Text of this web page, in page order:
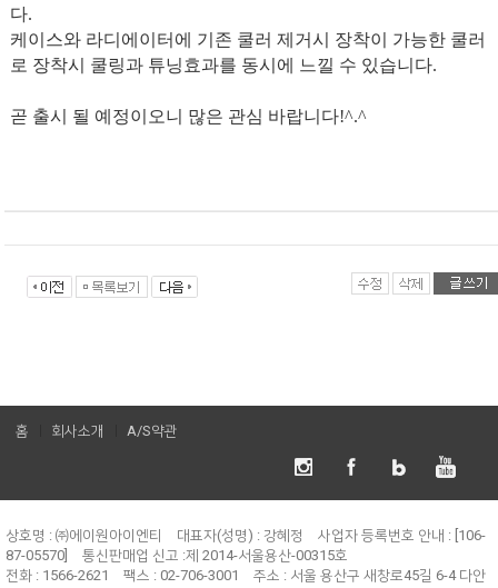
다.
케이스와 라디에이터에 기존 쿨러 제거시 장착이 가능한 쿨러
로 장착시 쿨링과 튜닝효과를 동시에 느낄 수 있습니다.
곧 출시 될 예정이오니 많은 관심 바랍니다!^.^
홈 회사소개 A/S약관
상호명 : ㈜에이원아이엔티 대표자(성명) : 강혜정
사업자 등록번호 안내 : [106-
87-05570]
통신판매업 신고 :제 2014-서울용산-00315호
전화 : 1566-2621
팩스 : 02-706-3001
주소 : 서울 용산구 새창로45길 6-4 다안